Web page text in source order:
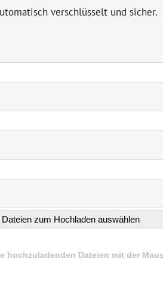
verschlüsselt und sicher.